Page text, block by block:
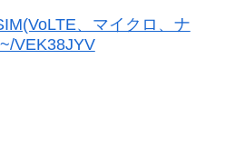
、マイクロ、ナ
VEK38JYV